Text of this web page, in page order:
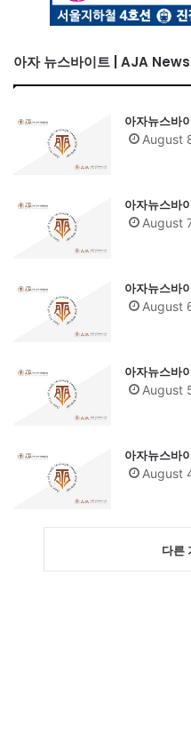
아자 뉴스바이트 | AJA
아자뉴스바
August
아자뉴스바
August
아자뉴스바
August
아자뉴스바
August
아자뉴스
August
다른